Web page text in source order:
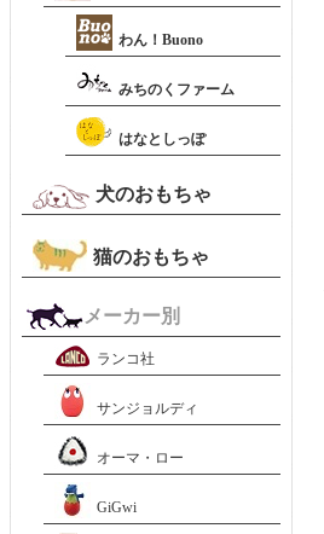
わん！Buono
みちのくファーム
はなとしっぽ
犬のおもちゃ
猫のおもちゃ
メーカー別
ランコ社
サンジョルディ
オーマ・ロー
GiGwi